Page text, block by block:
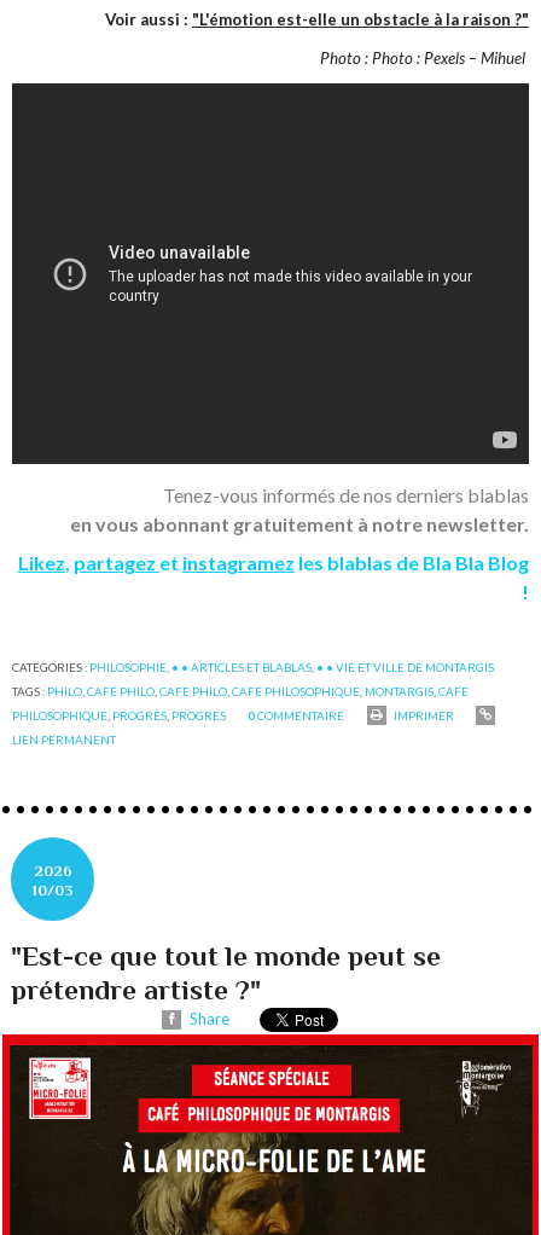
Voir aussi : "L'émotion est-elle un obstacle à la raison ?"
Photo : Photo : Pexels – Mihuel
Tenez-vous informés de nos derniers blablas
en vous abonnant gratuitement à notre newsletter.
Likez partagez et instagramez les blablas de Bla Bla Blog
!
CATÉGORIES : PHILOSOPHIE • • ARTICLES ET BLABLAS • • VIE ET VILLE DE MONTARGIS
TAGS : PHILO ,CAFÉ PHILO ,CAFE PHILO ,CAFÉ PHILOSOPHIQUE MONTARGIS ,CAFE
PHILOSOPHIQUE PROGRÈS PROGRES 0COMMENTAIRE
IMPRIMER
LIEN PERMANENT
2026
10/03
"Est-ce que tout le monde peut se
prétendre artiste ?"
Share